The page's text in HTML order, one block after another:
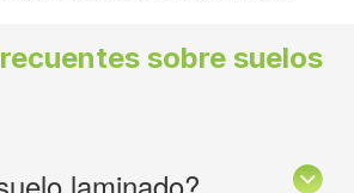
sobre suelos